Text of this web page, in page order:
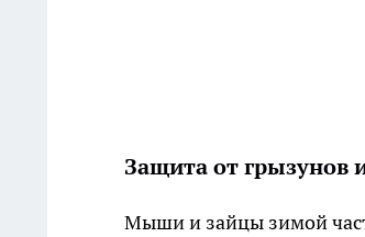
Защита от грызунов
Мыши и зайцы зимой